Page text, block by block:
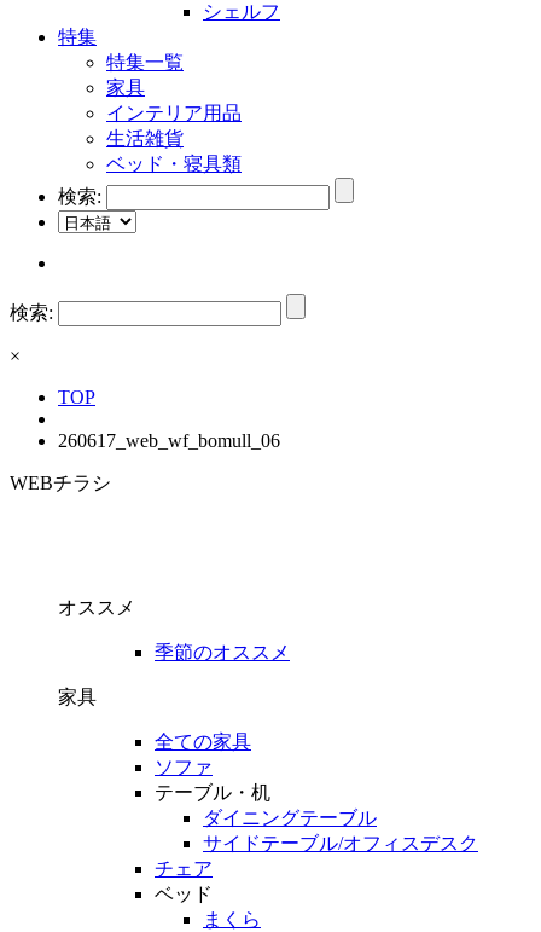
シェルフ
特集
特集一覧
家具
インテリア用品
生活雑貨
ベッド・寝具類
検索:
検索:
×
TOP
260617_web_wf_bomull_06
WEBチラシ
オススメ
季節のオススメ
家具
全ての家具
ソファ
テーブル・机
ダイニングテーブル
サイドテーブル/オフィスデスク
チェア
ベッド
まくら